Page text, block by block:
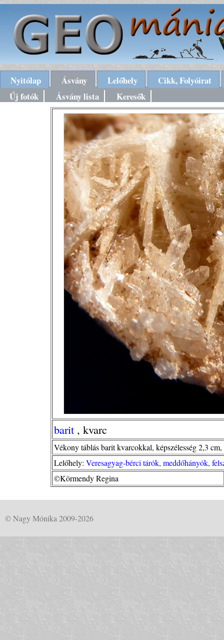
Nyitólap Ásvány Lelőhely
Cikk, Folyóirat
Új fotók
Ásvány lista Keresők
barit , kvarc
Vékony táblás barit kvarcokkal, képszélesség 2,3
Lelőhely: Veresagyag-bérci tárók, meddőhányók,
©Körmendy Regina
© Nagy Mónika 2009-2026